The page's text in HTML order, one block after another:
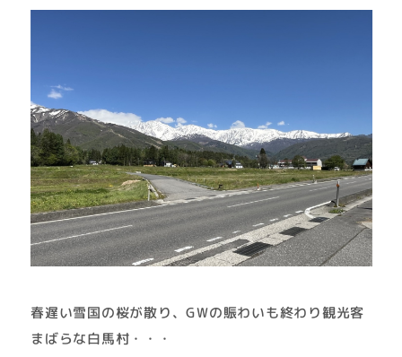
春遅い雪国の桜が散り、GWの賑わいも終わり観光客
まばらな白馬村・・・